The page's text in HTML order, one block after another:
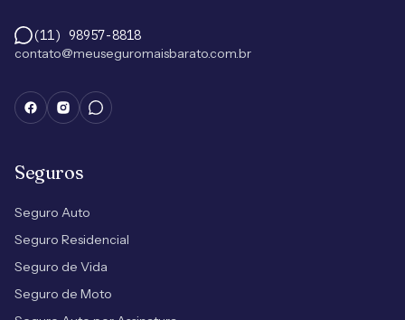
(11) 98957-8818
contato@meuseguromaisbarato.com.br
Seguros
Seguro Auto
Seguro Residencial
Seguro de Vida
Seguro de Moto